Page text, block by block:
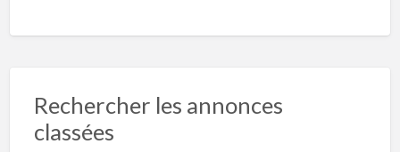
Rechercher les annonces
classées